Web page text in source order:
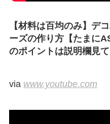
【材料は百均のみ】デ
ーズの作り方【たまに
のポイントは説明欄見
via www.youtube.com